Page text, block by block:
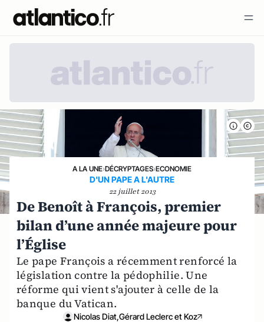
A LA UNE›DÉCRYPTAGES›ECONOMIE
D'UN PAPE A L'AUTRE
22 juillet 2013
De Benoît à François, premier
bilan d’une année majeure pour
l’Église
Le pape François a récemment renforcé la
législation contre la pédophilie. Une
réforme qui vient s'ajouter à celle de la
banque du Vatican.
Nicolas Diat,Gérard Leclerc et Koz